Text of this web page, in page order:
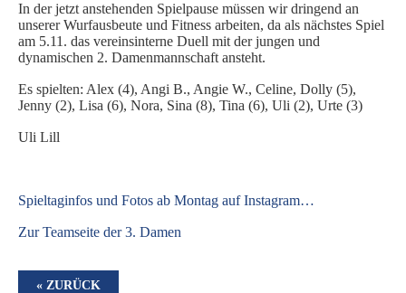
In der jetzt anstehenden Spielpause müssen wir dringend an
unserer Wurfausbeute und Fitness arbeiten, da als nächstes Spiel
am 5.11. das vereinsinterne Duell mit der jungen und
dynamischen 2. Damenmannschaft ansteht.
Es spielten: Alex (4), Angi B., Angie W., Celine, Dolly (5),
Jenny (2), Lisa (6), Nora, Sina (8), Tina (6), Uli (2), Urte (3)
Uli Lill
Spieltaginfos und Fotos ab Montag auf Instagram…
Zur Teamseite der 3. Damen
« ZURÜCK